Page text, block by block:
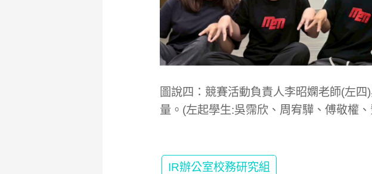
圖說四：競賽活動負責人李昭嫻老師(左
量。(左起學生:吳霈欣、周宥驊、傅敬權
IR辦公室校務研究組